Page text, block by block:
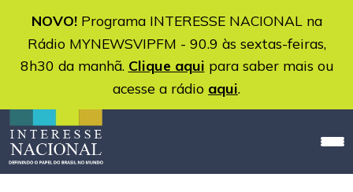
NOVO!Programa INTERESSE NACIONAL na
Rádio MYNEWSVIPFM - 90.9 às sextas-feiras,
8h30 da manhã. Clique aqui para saber mais ou
acesse a rádio aqui.